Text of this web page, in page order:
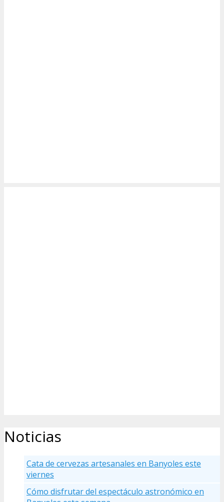
Noticias
Cata de cervezas artesanales en Banyoles este
viernes
Cómo disfrutar del espectáculo astronómico en